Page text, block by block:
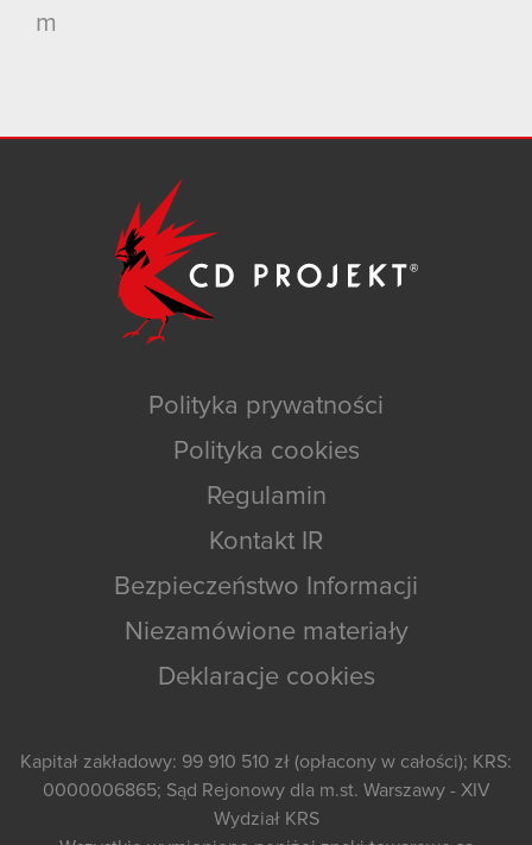
m
Polityka prywatności
Polityka cookies
Regulamin
Kontakt IR
Bezpieczeństwo Informacji
Niezamówione materiały
Deklaracje cookies
Kapitał zakładowy: 99 910 510 zł (opłacony w całości); KRS:
0000006865; Sąd Rejonowy dla m.st. Warszawy - XIV
Wydział KRS